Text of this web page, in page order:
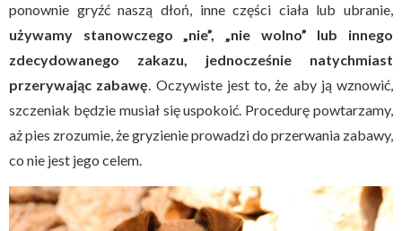
ponownie gryźć naszą dłoń, inne części ciała lub ubranie,
używamy stanowczego „nie”, „nie wolno” lub innego
zdecydowanego zakazu, jednocześnie natychmiast
przerywając zabawę. Oczywiste jest to, że aby ją wznowić,
szczeniak będzie musiał się uspokoić. Procedurę powtarzamy,
aż pies zrozumie, że gryzienie prowadzi do przerwania zabawy,
co nie jest jego celem.